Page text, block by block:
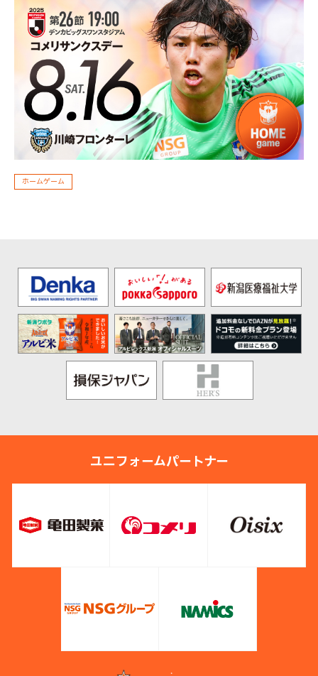
ホームゲーム
ユニフォームパートナー